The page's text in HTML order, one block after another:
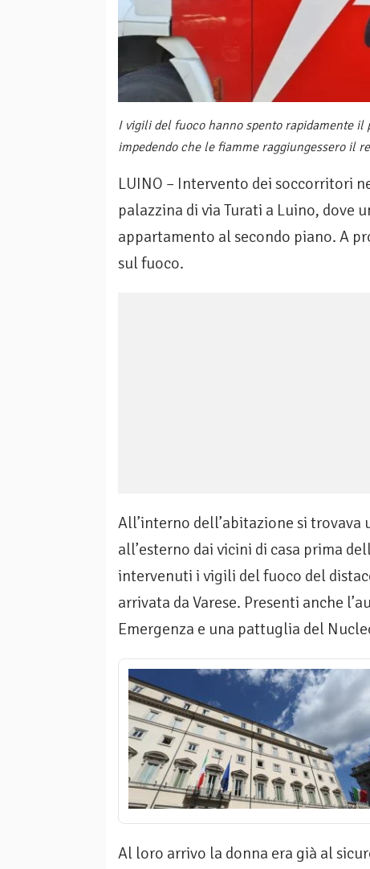
I vigili del fuoco hanno spento rapidamente
impedendo che le fiamme raggiungessero il
LUINO – Intervento dei soccorritori
palazzina di via Turati a Luino, dove
appartamento al secondo piano. A
sul fuoco.
All’interno dell’abitazione si
all’esterno dai vicini di casa prima
intervenuti i vigili del fuoco del
arrivata da Varese. Presenti anche
Emergenza e una pattuglia del
Al loro arrivo la donna era già al